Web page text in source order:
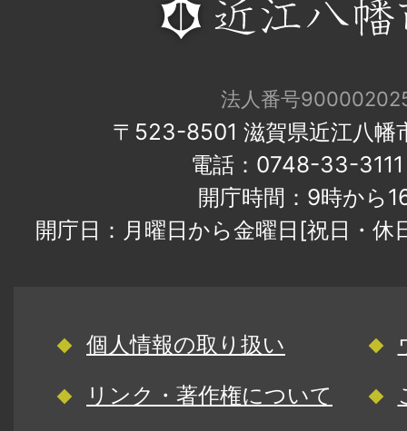
法人番号
〒523-8501 滋賀県近江八幡
電話：0748-33-
開庁時間：9時から
開庁日：月曜日から金曜日[祝日・
個人情報の取り扱い
リンク・著作権について